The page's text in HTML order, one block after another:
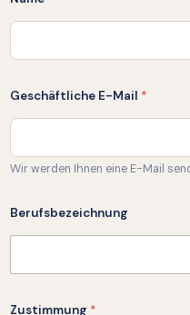
Geschäftliche E-Mail *
Wir werden Ihnen eine E-Mail
Berufsbezeichnung
Zustimmung *